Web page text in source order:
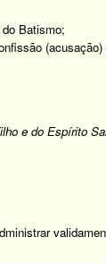
Batismo;
e do Espírito